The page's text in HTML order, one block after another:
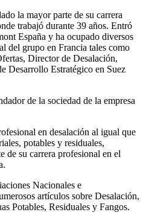
la mayor parte de su carrera
trabajó durante 39 años. Entró
España y ha ocupado diversos
del grupo en Francia tales como
Director de Desalación,
Desarrollo Estratégico en Suez
de la sociedad de la empresa
en desalación al igual que
potables y residuales,
de su carrera profesional en el
Nacionales e
artículos sobre Desalación,
Potables, Residuales y Fangos.